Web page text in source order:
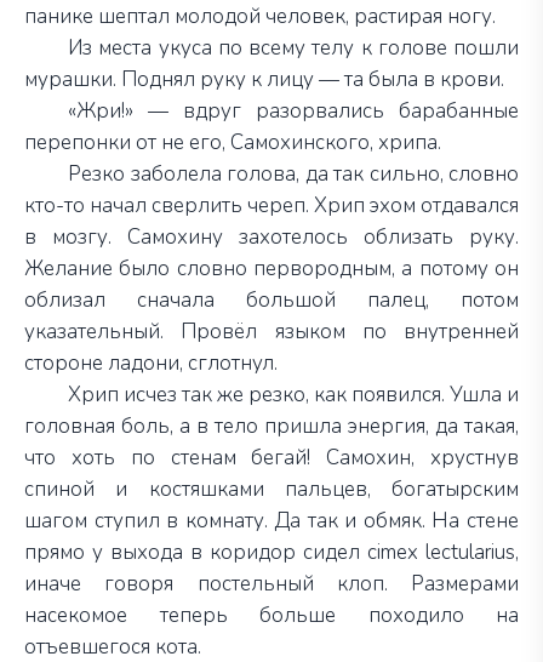
панике шептал молодой человек, растирая ногу.
Из места укуса по всему телу к голове пошли
мурашки. Поднял руку к лицу — та была в крови.
«Жри!» — вдруг разорвались барабанные
перепонки от не его, Самохинского, хрипа.
Резко заболела голова, да так сильно, словно
кто-то начал сверлить череп. Хрип эхом отдавался
в мозгу. Самохину захотелось облизать руку.
Желание было словно первородным, а потому он
облизал сначала большой палец, потом
указательный. Провёл языком по внутренней
стороне ладони, сглотнул.
Хрип исчез так же резко, как появился. Ушла и
головная боль, а в тело пришла энергия, да такая,
что хоть по стенам бегай! Самохин, хрустнув
спиной и костяшками пальцев, богатырским
шагом ступил в комнату. Да так и обмяк. На стене
прямо у выхода в коридор сидел сimex lectularius,
иначе говоря постельный клоп. Размерами
насекомое теперь больше походило на
отъевшегося кота.